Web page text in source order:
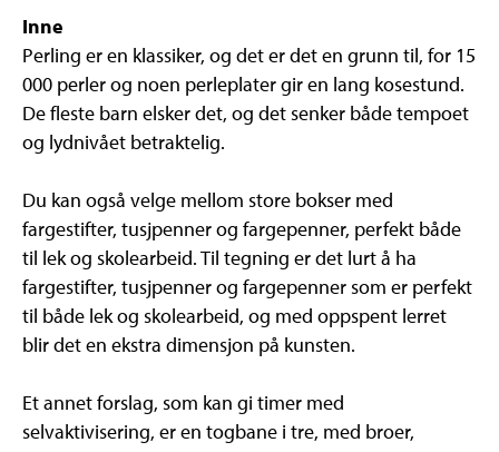
Inne
Perling er en klassiker, og det er det en grunn til, for 15
000 perler og noen perleplater gir en lang kosestund.
De fleste barn elsker det, og det senker både tempoet
og lydnivået betraktelig.
Du kan også velge mellom store bokser med
fargestifter, tusjpenner og fargepenner, perfekt både
til lek og skolearbeid. Til tegning er det lurt å ha
fargestifter, tusjpenner og fargepenner som er perfekt
til både lek og skolearbeid, og med oppspent lerret
blir det en ekstra dimensjon på kunsten.
Et annet forslag, som kan gi timer med
selvaktivisering, er en togbane i tre, med broer,